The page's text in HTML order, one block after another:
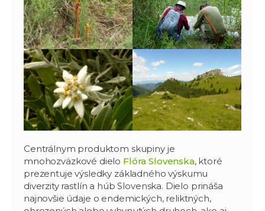
Centrálnym produktom skupiny je
mnohozväzkové dielo Flóra Slovenska, ktoré
prezentuje výsledky základného výskumu
diverzity rastlín a húb Slovenska. Dielo prináša
najnovšie údaje o endemických, reliktných,